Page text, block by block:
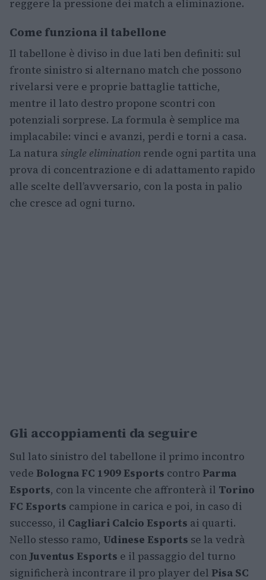
reggere la pressione dei match a eliminazione.
Come funziona il tabellone
Il tabellone è diviso in due lati ben definiti: sul
fronte sinistro si alternano match che possono
rivelarsi vere e proprie battaglie tattiche,
mentre il lato destro propone scontri con
potenziali sorprese. La formula è semplice ma
implacabile: vinci e avanzi, perdi e torni a casa.
La natura single elimination rende ogni partita una
prova di concentrazione e di adattamento rapido
alle scelte dell’avversario, con la posta in palio
che cresce ad ogni turno.
Gli accoppiamenti da seguire
Sul lato sinistro del tabellone il primo incontro
vede Bologna FC 1909 Esports contro Parma
Esports, con la vincente che affronterà il Torino
FC Esports campione in carica e poi, in caso di
successo, il Cagliari Calcio Esports ai quarti.
Nello stesso ramo, Udinese Esports se la vedrà
con Juventus Esports e il passaggio del turno
significherà incontrare il pro player del Pisa SC